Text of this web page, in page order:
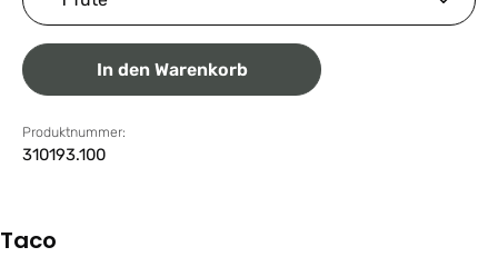
In den Warenkorb
Produktnummer:
310193.100
Taco